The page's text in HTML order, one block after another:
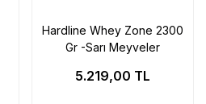
Hardline Whey Zone 2300
Gr -Sarı Meyveler
5.219,00 TL